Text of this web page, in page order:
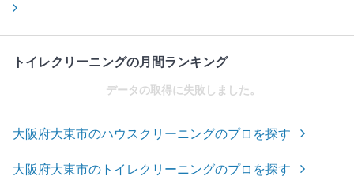
トイレクリーニングの月間ランキング
データの取得に失敗しました。
大阪府大東市のハウスクリーニングのプロを探す
大阪府大東市のトイレクリーニングのプロを探す